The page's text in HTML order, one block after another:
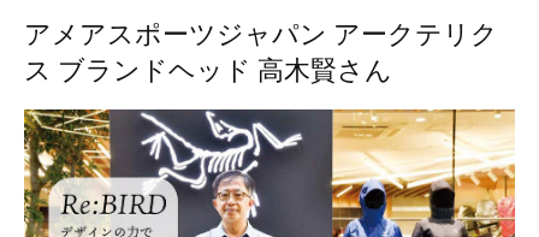
アメアスポーツジャパン アークテリク
ス ブランドヘッド 高木賢さん